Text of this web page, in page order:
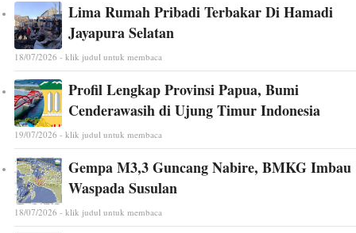
Lima Rumah Pribadi Terbakar Di Hamadi
Jayapura Selatan
18/07/2026 - klik judul untuk membaca
Profil Lengkap Provinsi Papua, Bumi
Cenderawasih di Ujung Timur Indonesia
19/07/2026 - klik judul untuk membaca
Gempa M3,3 Guncang Nabire, BMKG Imbau
Waspada Susulan
18/07/2026 - klik judul untuk membaca